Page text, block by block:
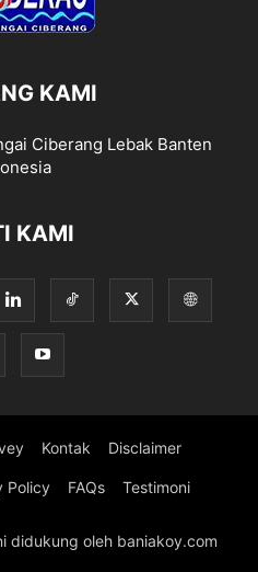
KAMI
Ciberang Lebak Banten
KAMI
Kontak Disclaimer
Policy FAQs Testimoni
didukung oleh baniakoy.com